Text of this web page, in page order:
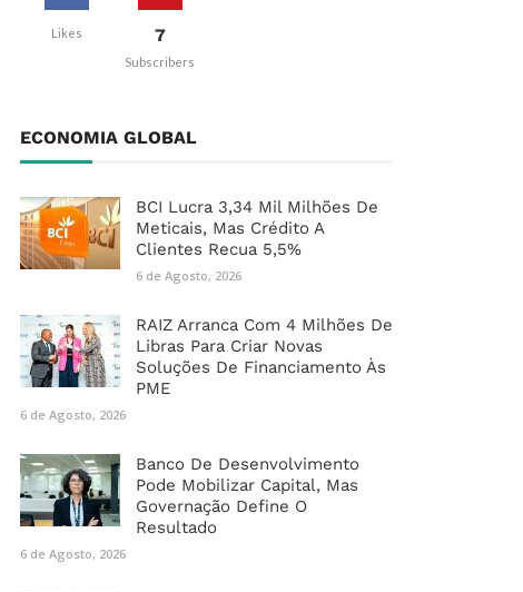
Likes 7
Subscribers
ECONOMIA GLOBAL
BCI Lucra 3,34 Mil Milhões De
Meticais, Mas Crédito A
Clientes Recua 5,5%
6 de Agosto, 2026
RAIZ Arranca Com 4 Milhões De
Libras Para Criar Novas
Soluções De Financiamento Às
PME
6 de Agosto, 2026
Banco De Desenvolvimento
Pode Mobilizar Capital, Mas
Governação Define O
Resultado
6 de Agosto, 2026